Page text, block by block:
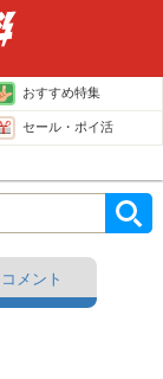
おすすめ特集
セール・ポイ活
コメント